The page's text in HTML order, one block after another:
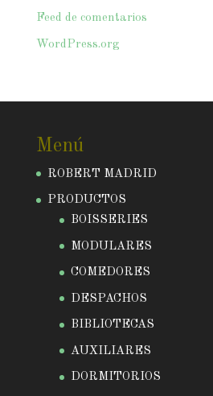
Feed de comentarios
WordPress.org
Menú
ROBERT MADRID
PRODUCTOS
BOISSERIES
MODULARES
COMEDORES
DESPACHOS
BIBLIOTECAS
AUXILIARES
DORMITORIOS